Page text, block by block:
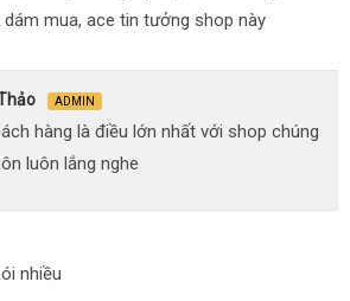
dám mua, ace tin tưởng shop này
ADMIN
hàng là điều lớn nhất với shop chúng
luôn lắng nghe
nhiều